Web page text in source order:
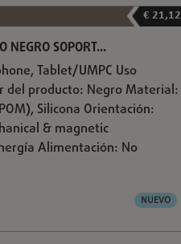
€ 21,12
NEGRO SOPORT...
Tablet/UMPC Uso
del producto: Negro Material:
Silicona Orientación:
& magnetic
Alimentación: No
NUEVO